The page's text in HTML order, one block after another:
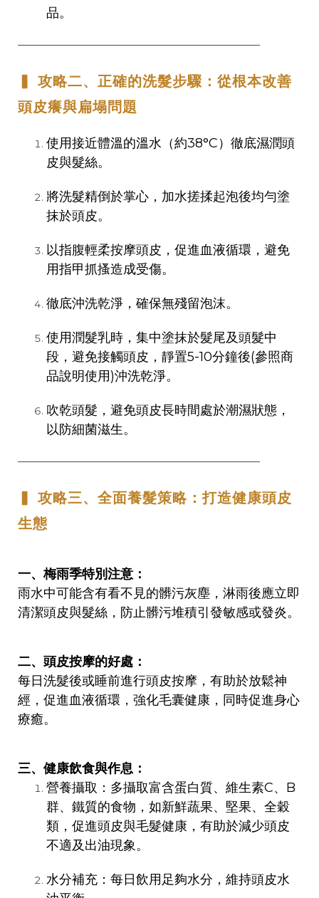
品。
──────────────────────────────────
▍ 攻略二、正確的洗髮步驟：從根本改善
頭皮癢與扁塌問題
使用接近體溫的溫水（約38°C）徹底濕潤頭
皮與髮絲。
將洗髮精倒於掌心，加水搓揉起泡後均勻塗
抹於頭皮。
以指腹輕柔按摩頭皮，促進血液循環，避免
用指甲抓搔造成受傷。
徹底沖洗乾淨，確保無殘留泡沫。
使用潤髮乳時，集中塗抹於髮尾及頭髮中
段，避免接觸頭皮，靜置5-10分鐘後(參照商
品說明使用)沖洗乾淨。
吹乾頭髮，避免頭皮長時間處於潮濕狀態，
以防細菌滋生。
──────────────────────────────────
▍ 攻略三、全面養髮策略：打造健康頭皮
生態
一、梅雨季特別注意：
雨水中可能含有看不見的髒污灰塵，淋雨後應立即
清潔頭皮與髮絲，防止髒污堆積引發敏感或發炎。
二、頭皮按摩的好處：
每日洗髮後或睡前進行頭皮按摩，有助於放鬆神
經，促進血液循環，強化毛囊健康，同時促進身心
療癒。
三、健康飲食與作息：
營養攝取：多攝取富含蛋白質、維生素C、B
群、鐵質的食物，如新鮮蔬果、堅果、全穀
類，促進頭皮與毛髮健康，有助於減少頭皮
不適及出油現象。
水分補充：每日飲用足夠水分，維持頭皮水